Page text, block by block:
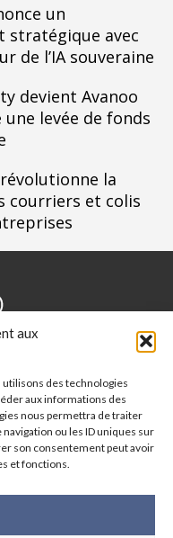
aux
des technologies
aux informations des
nous permettra de traiter
ou les ID uniques sur
son consentement peut avoir
et fonctions.
un
stratégique avec
de l’IA souveraine
devient Avanoo
une levée de fonds
la
courriers et colis
collaboratifs, retrouvez
blancs et les nominations
sur les innovations